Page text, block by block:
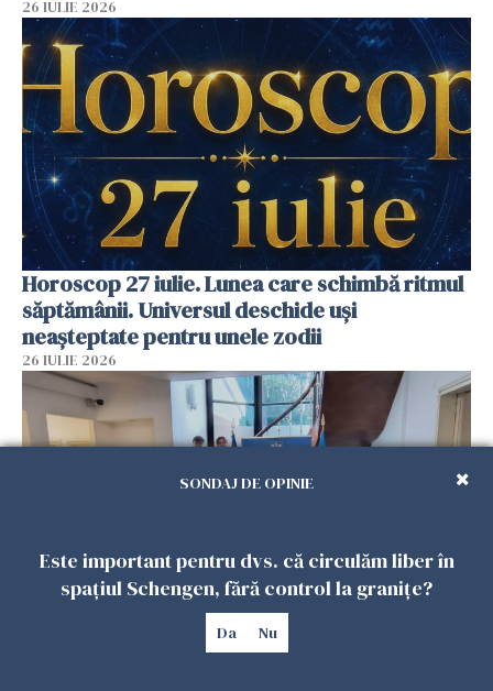
26 IULIE 2026
Horoscop 27 iulie. Lunea care schimbă ritmul
săptămânii. Universul deschide uși
neașteptate pentru unele zodii
26 IULIE 2026
Accidente, spitalizare sau alte urgențe?
Consulatul României la Roma promite
SONDAJ DE OPINIE
Este important pentru dvs. că circulăm liber în
spațiul Schengen, fără control la granițe?
Da Nu